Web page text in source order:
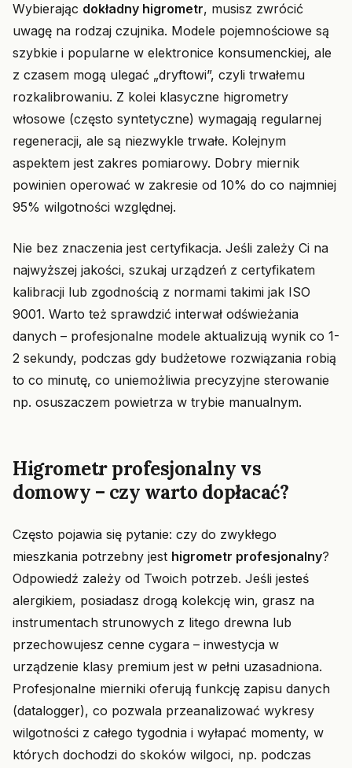
Wybierając dokładny higrometr, musisz zwrócić
uwagę na rodzaj czujnika. Modele pojemnościowe są
szybkie i popularne w elektronice konsumenckiej, ale
z czasem mogą ulegać „dryftowi”, czyli trwałemu
rozkalibrowaniu. Z kolei klasyczne higrometry
włosowe (często syntetyczne) wymagają regularnej
regeneracji, ale są niezwykle trwałe. Kolejnym
aspektem jest zakres pomiarowy. Dobry miernik
powinien operować w zakresie od 10% do co najmniej
95% wilgotności względnej.
Nie bez znaczenia jest certyfikacja. Jeśli zależy Ci na
najwyższej jakości, szukaj urządzeń z certyfikatem
kalibracji lub zgodnością z normami takimi jak ISO
9001. Warto też sprawdzić interwał odświeżania
danych – profesjonalne modele aktualizują wynik co 1-
2 sekundy, podczas gdy budżetowe rozwiązania robią
to co minutę, co uniemożliwia precyzyjne sterowanie
np. osuszaczem powietrza w trybie manualnym.
Higrometr profesjonalny vs
domowy – czy warto dopłacać?
Często pojawia się pytanie: czy do zwykłego
mieszkania potrzebny jest higrometr profesjonalny?
Odpowiedź zależy od Twoich potrzeb. Jeśli jesteś
alergikiem, posiadasz drogą kolekcję win, grasz na
instrumentach strunowych z litego drewna lub
przechowujesz cenne cygara – inwestycja w
urządzenie klasy premium jest w pełni uzasadniona.
Profesjonalne mierniki oferują funkcję zapisu danych
(datalogger), co pozwala przeanalizować wykresy
wilgotności z całego tygodnia i wyłapać momenty, w
których dochodzi do skoków wilgoci, np. podczas